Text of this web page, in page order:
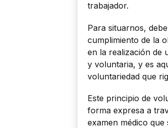
trabajador.
Para situarnos,
cumplimiento de la
en la realización de
y voluntaria, y es
voluntariedad que
Este principio de
forma expresa a
examen médico